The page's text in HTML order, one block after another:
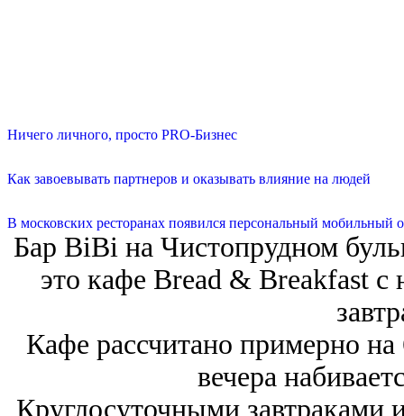
Ничего личного, просто PRO-Бизнес
Как завоевывать партнеров и оказывать влияние на людей
В московских ресторанах появился персональный мобильный
Бар BiBi на Чистопрудном
это кафе Bread & Breakfast
Кафе рассчитано примерно
вечера
Круглосуточными завтраками